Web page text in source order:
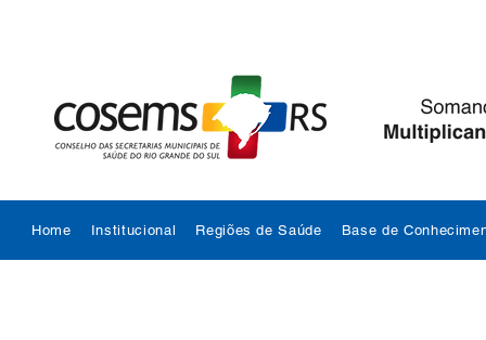
Home Institucional Regiões de Saúde Base de